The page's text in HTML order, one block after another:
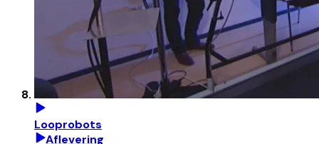
Looprobots
Aflevering